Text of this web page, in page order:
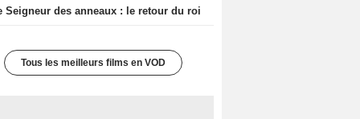
Seigneur des anneaux : le retour du roi
Tous les meilleurs films en VOD